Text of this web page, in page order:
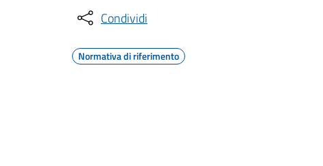
Condividi
Normativa di riferimento